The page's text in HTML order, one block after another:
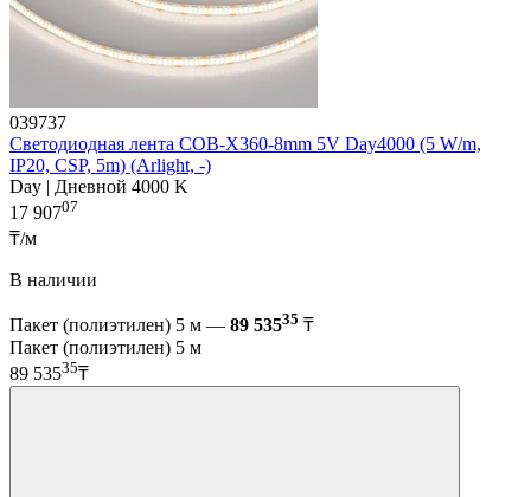
039737
Светодиодная лента COB-X360-8mm 5V Day4000 (5 W/m,
IP20, CSP, 5m) (Arlight, -)
Day | Дневной 4000 K
17 90707
₸/м
В наличии
Пакет (полиэтилен) 5 м — 89 53535 ₸
Пакет (полиэтилен) 5 м
89 53535₸